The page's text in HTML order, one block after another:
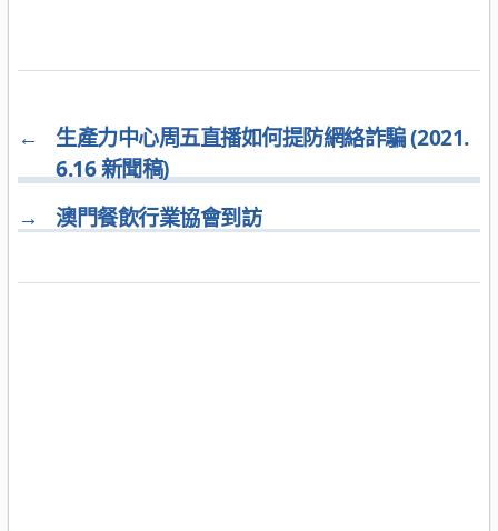
←
生產力中心周五直播如何提防網絡詐騙 (2021.
6.16 新聞稿)
→
澳門餐飲行業協會到訪